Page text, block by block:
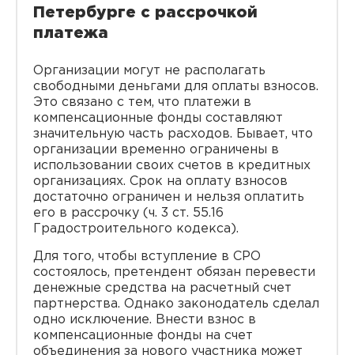
Петербурге с рассрочкой
платежа
Организации могут не располагать
свободными деньгами для оплаты взносов.
Это связано с тем, что платежи в
компенсационные фонды составляют
значительную часть расходов. Бывает, что
организации временно ограничены в
использовании своих счетов в кредитных
организациях. Срок на оплату взносов
достаточно ограничен и нельзя оплатить
его в рассрочку (ч. 3 ст. 55.16
Градостроительного кодекса).
Для того, чтобы вступление в СРО
состоялось, претендент обязан перевести
денежные средства на расчетный счет
партнерства. Однако законодатель сделал
одно исключение. Внести взнос в
компенсационные фонды на счет
объединения за нового участника может